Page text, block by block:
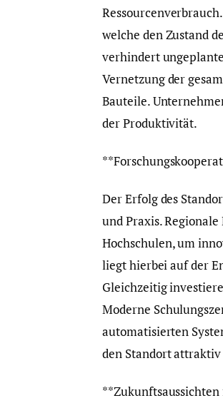
welche den Zustand
verhindert
Vernetzung der
Bauteile.
der Produktivität.
Der Erfolg des
und Praxis.
Hochschulen, um
liegt hierbei auf der
Gleichzeitig
Moderne
automatisierten
den Standort